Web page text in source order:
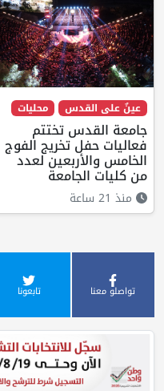
عينٌ على القدس محليات
جامعة القدس تختتم
فعاليات حفل تخريج الفوج
الخامس والأربعين لعدد
من كليات الجامعة
منذ 21 ساعة
تواصلو معنا تابعونا